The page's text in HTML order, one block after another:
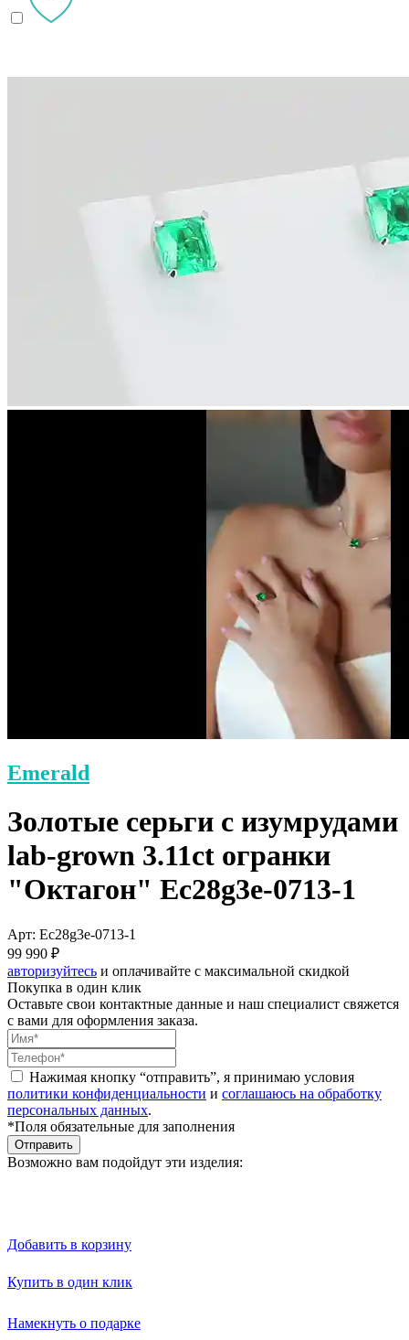
Emerald
Золотые серьги с изумрудами
lab-grown 3.11ct огранки
"Октагон" Ec28g3e-0713-1
Арт: Ec28g3e-0713-1
99 990 ₽
авторизуйтесь и оплачивайте с максимальной скидкой
Покупка в один клик
Оставьте свои контактные данные и наш специалист свяжется
с вами для оформления заказа.
Нажимая кнопку “отправить”, я принимаю условия
политики конфиденциальности и соглашаюсь на обработку
персональных данных.
*Поля обязательные для заполнения
Отправить
Возможно вам подойдут эти изделия:
Добавить в корзину
Купить в один клик
Намекнуть о подарке